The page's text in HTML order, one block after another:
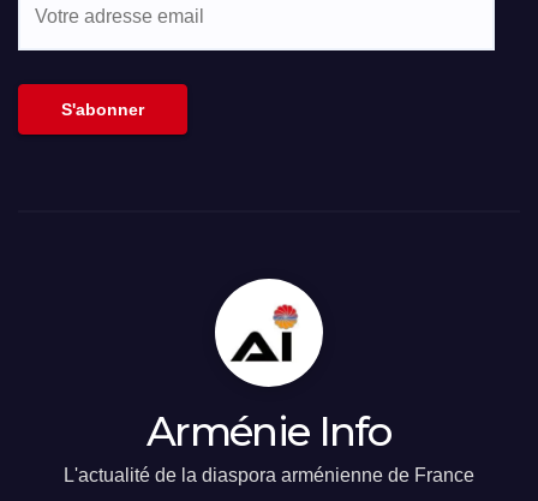
S'abonner
Arménie Info
L'actualité de la diaspora arménienne de France